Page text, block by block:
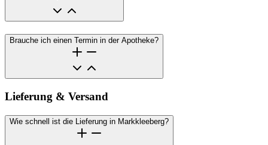
Brauche ich einen Termin in der Apotheke?
Lieferung & Versand
Wie schnell ist die Lieferung in Markkleeberg?